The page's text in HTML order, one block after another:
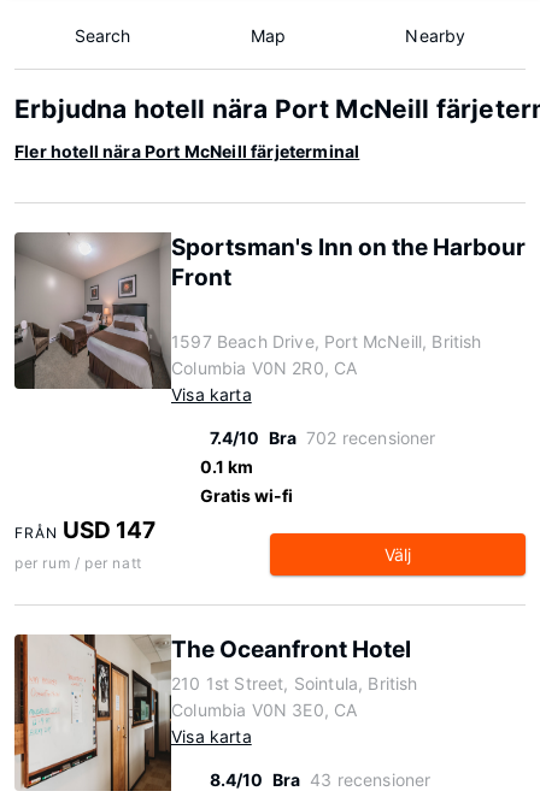
Search Map Nearby
Erbjudna hotell nära Port McNeill
Fler hotell nära Port McNeill färjeterminal
Sportsman's Inn on the Harbour
Front
1597 Beach Drive, Port McNeill, British
Columbia V0N 2R0, CA
Visa karta
7.4/10 Bra 702 recensioner
0.1 km
Gratis wi-fi
FRÅN USD 147
per rum / per natt Välj
The Oceanfront Hotel
210 1st Street, Sointula, British
Columbia V0N 3E0, CA
Visa karta
8.4/10 Bra 43 recensioner